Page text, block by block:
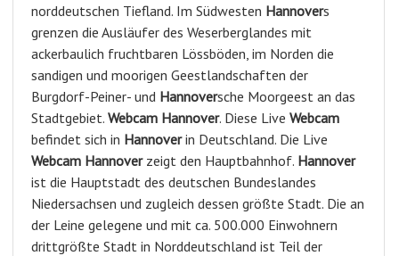
norddeutschen Tiefland. Im Südwesten Hannovers
grenzen die Ausläufer des Weserberglandes mit
ackerbaulich fruchtbaren Lössböden, im Norden die
sandigen und moorigen Geestlandschaften der
Burgdorf-Peiner- und Hannoversche Moorgeest an das
Stadtgebiet. Webcam Hannover. Diese Live Webcam
befindet sich in Hannoverin Deutschland. Die Live
Webcam Hannoverzeigt den Hauptbahnhof. Hannover
ist die Hauptstadt des deutschen Bundeslandes
Niedersachsen und zugleich dessen größte Stadt. Die an
der Leine gelegene und mit ca. 500.000 Einwohnern
drittgrößte Stadt in Norddeutschland ist Teil der